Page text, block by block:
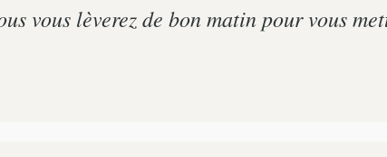
vous lèverez de bon matin pour vous